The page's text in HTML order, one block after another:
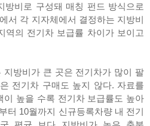
방비로 구성돼 매칭 펀드 방식으로
서 각 지자체에서 결정하는 지방비
역의 전기차 보급률 차이가 보이고
지방비가 큰 곳은 전기차가 많이 팔
전기차 구매도 높지 않다. 자료를
이 높을 수록 전기차 보급률도 높아
터 10월까지 신규등록차량 내 전기